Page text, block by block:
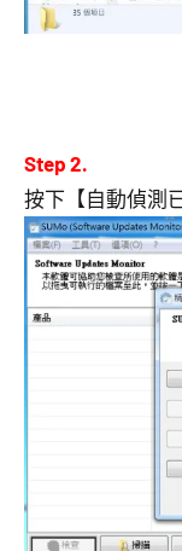
Step 2.
按下【自動偵測